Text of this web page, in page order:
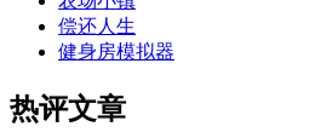
偿还人生
健身房模拟器
热评文章